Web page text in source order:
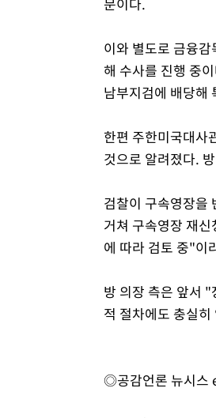
이와 별도로 금융
해 수사를 진행 중
남부지검에 배당해
한편 주한미국대사
것으로 알려졌다.
검찰이 구속영장을
거쳐 구속영장 재
에 따라 검토 중"이
방 의장 측은 앞서
적 절차에도 충실
◎공감언론 뉴시스